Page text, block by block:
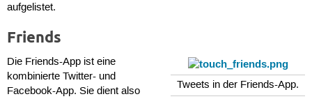
aufgelistet.
Friends
Tweets in der Friends-App.
Die Friends-App ist eine
kombinierte Twitter- und
Facebook-App. Sie dient also